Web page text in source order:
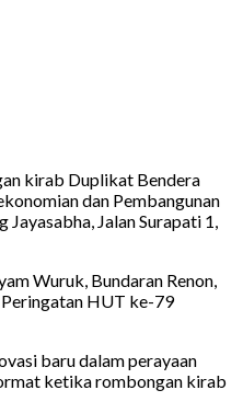
kirab Duplikat Bendera
dan Pembangunan
Jalan Surapati 1,
Wuruk, Bundaran Renon,
Peringatan HUT ke-79
baru dalam perayaan
ketika rombongan kirab